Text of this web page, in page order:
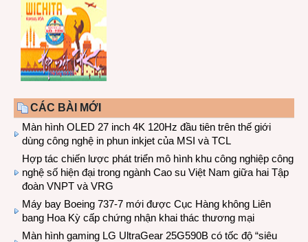
CÁC BÀI MỚI
Màn hình OLED 27 inch 4K 120Hz đầu tiên trên thế giới
dùng công nghệ in phun inkjet của MSI và TCL
Hợp tác chiến lược phát triển mô hình khu công nghiệp công
nghệ số hiện đại trong ngành Cao su Việt Nam giữa hai Tập
đoàn VNPT và VRG
Máy bay Boeing 737-7 mới được Cục Hàng không Liên
bang Hoa Kỳ cấp chứng nhận khai thác thương mại
Màn hình gaming LG UltraGear 25G590B có tốc độ “siêu